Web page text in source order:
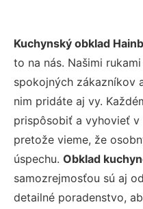
Kuchynský obklad
to na nás. Našimi
spokojných zákazníkov
nim pridáte aj vy.
prispôsobiť a vyhovieť v
pretože vieme, že
úspechu. Obklad
samozrejmosťou sú aj
detailné poradenstvo,